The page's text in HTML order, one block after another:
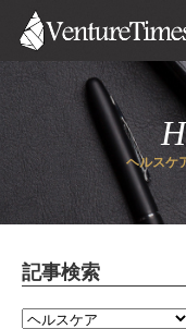
ヘルスケ
記事検索